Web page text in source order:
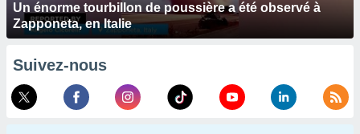
Un énorme tourbillon de poussière a été observé à
Zapponeta, en Italie
Suivez-nous